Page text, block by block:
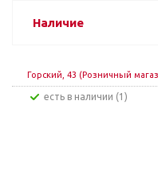
Наличие
Горский, 43 (Розничный
Есть в наличии (1)